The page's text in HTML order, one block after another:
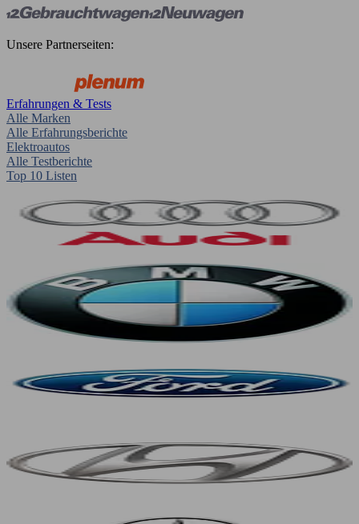
Unsere Partnerseiten:
Erfahrungen & Tests
Alle Marken
Alle Erfahrungsberichte
Elektroautos
Alle Testberichte
Top 10 Listen